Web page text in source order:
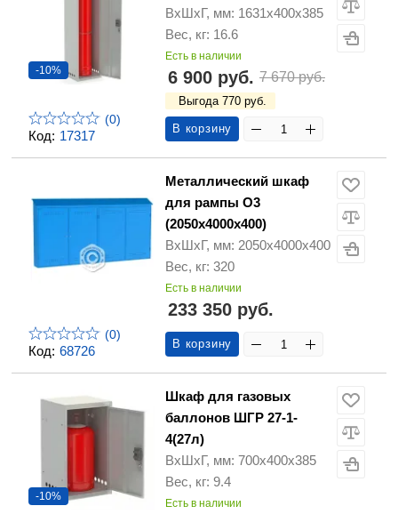
Код: 17317
-10%
(0)
ВхШхГ, мм: 1631х400х385
Вес, кг: 16.6
Есть в наличии
6 900 руб. 7 670 руб.
Выгода 770 руб.
В корзину
Код: 68726
(0)
Металлический шкаф
для рампы О3
(2050х4000х400)
ВхШхГ, мм: 2050х4000х400
Вес, кг: 320
Есть в наличии
233 350 руб.
В корзину
-10%
Шкаф для газовых
баллонов ШГР 27-1-
4(27л)
ВхШхГ, мм: 700х400х385
Вес, кг: 9.4
Есть в наличии